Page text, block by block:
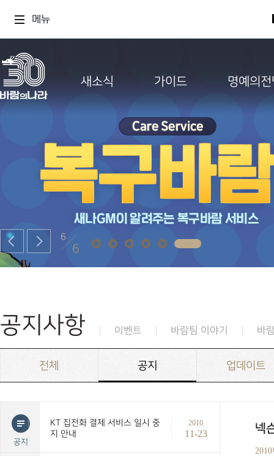
메뉴
새소식 가이드 명예의전
6
6
공지사항 이벤트 바람팀 이야기 바
전체 공지 업데이트
공지
KT 집전화 결제 서비스 일시 중
지 안내
2010
11-23 넥